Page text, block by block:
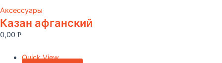
Аксессуары
Казан афганский
0,00 Р
Quick View